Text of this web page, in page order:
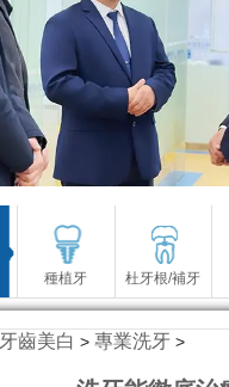
種植牙 杜牙根/補牙
牙齒美白 > 專業洗牙 >